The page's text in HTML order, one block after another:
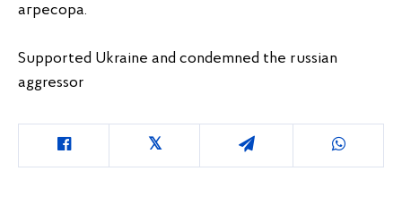
агресора.
Supported Ukraine and condemned the russian
aggressor